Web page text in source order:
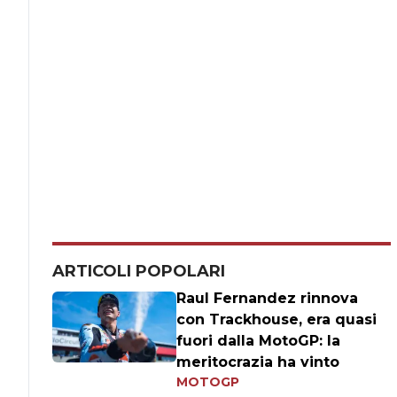
ARTICOLI POPOLARI
Raul Fernandez rinnova
con Trackhouse, era quasi
fuori dalla MotoGP: la
meritocrazia ha vinto
MOTOGP